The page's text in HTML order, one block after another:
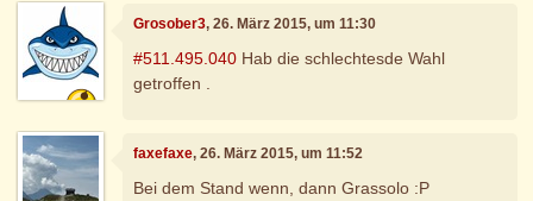
Grosober3, 26. März 2015, um 11:30
#511.495.040 Hab die schlechtesde Wahl
getroffen .
faxefaxe, 26. März 2015, um 11:52
Bei dem Stand wenn, dann Grassolo :P